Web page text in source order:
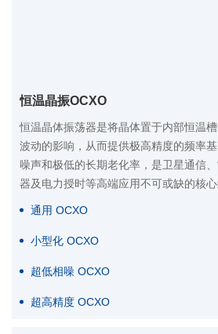
恒温晶振OCXO
恒温晶体振荡器是将晶体置于内部恒温
波动的影响，从而提供极高精度的频率
噪声和极低的长期老化率，是卫星通信
器及电力授时等高端应用不可或缺的核心
通用 OCXO
小型化 OCXO
超低相噪 OCXO
超高精度 OCXO